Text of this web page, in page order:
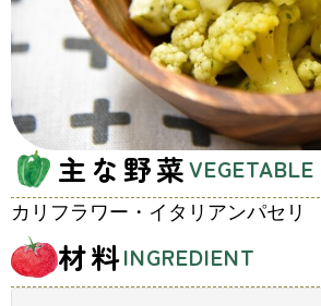
主な野菜VEGETABLE
カリフラワー・イタリアンパセリ
材料INGREDIENT